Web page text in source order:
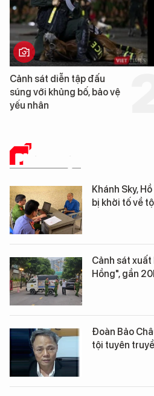
Cảnh sát diễn tập đấu
súng với khủng bố, bảo vệ
yếu nhân
PHÁP LUẬT
Khánh Sky,
bị khởi tố về
Cảnh sát xuất
Hồng", gần
Đoàn Bảo
tội tuyên